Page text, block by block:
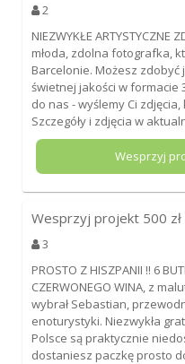
2
NIEZWYKŁE ARTYSTYCZNE
młoda, zdolna fotografka,
Barcelonie. Możesz
świetnej jakości w formacie
do nas - wyślemy Ci
Szczegóły i zdjęcia w
Wesprzyj
Wesprzyj projekt 500
3
PROSTO Z HISZPANII !! 6
CZERWONEGO WINA, z
wybrał Sebastian,
enoturystyki. Niezwykła
Polsce są praktycznie
dostaniesz paczkę prosto